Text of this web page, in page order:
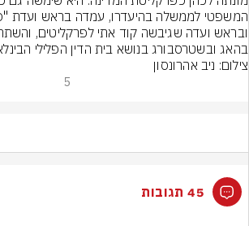
בהאג ובשטרסבורג בנושא בית הדין הפלילי
צילום: ניב אהרונסון
5
45 תגובות